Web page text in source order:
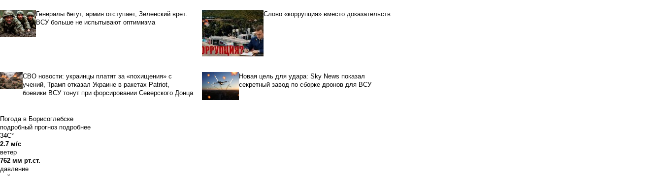
Генералы бегут, армия отступает, Зеленский врет:
ВСУ больше не испытывают оптимизма
Слово «коррупция» вместо доказательств
СВО новости: украинцы платят за «похищения» с
учений, Трамп отказал Украине в ракетах Patriot,
боевики ВСУ тонут при форсировании Северского Донца
Новая цель для удара: Sky News показал
секретный завод по сборке дронов для ВСУ
Погода в Борисоглебске
подробный прогноз подробнее
34C°
2.7 м/с
ветер
762 мм рт.ст.
давление